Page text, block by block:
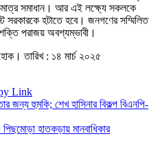
সমাধান। আর এই লক্ষ্যে সকলকে
হটাতে হবে। জনগণের সম্মিলিত
পরাজয় অবশ্যম্ভাবী।
হোক। তারিখ : ১৪ মার্চ ২০২৫
Link
জন্য হুমকি; শেখ হাসিনার বিকল্প বিএনপি-
হাতকড়ায় মানবাধিকার